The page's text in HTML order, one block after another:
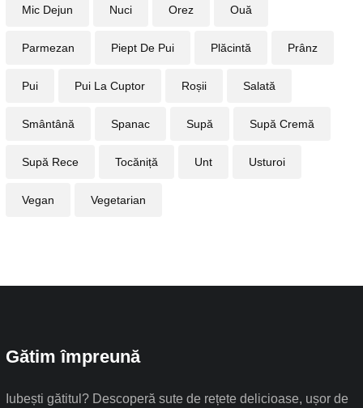
Mic Dejun Nuci Orez Ouă
Parmezan Piept De Pui Plăcintă Prânz
Pui Pui La Cuptor Roșii Salată
Smântână Spanac Supă Supă Cremă
Supă Rece Tocăniță Unt Usturoi
Vegan Vegetarian
Gătim împreună
Iubești gătitul? Descoperă sute de rețete delicioase, ușor de